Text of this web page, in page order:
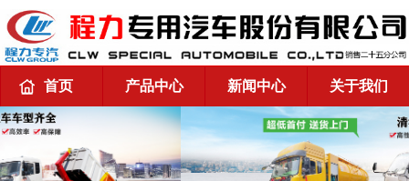
首页 产品中心 新闻中心 关于我们